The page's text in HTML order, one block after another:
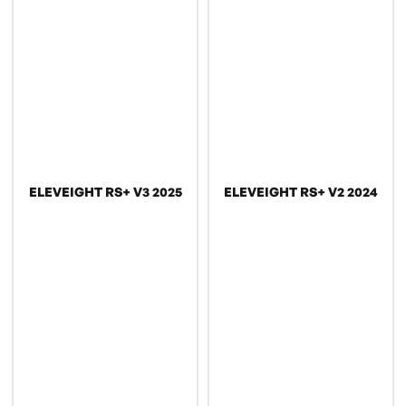
ELEVEIGHT RS+ V3 2025 ELEVEIGHT RS+ V2 2024